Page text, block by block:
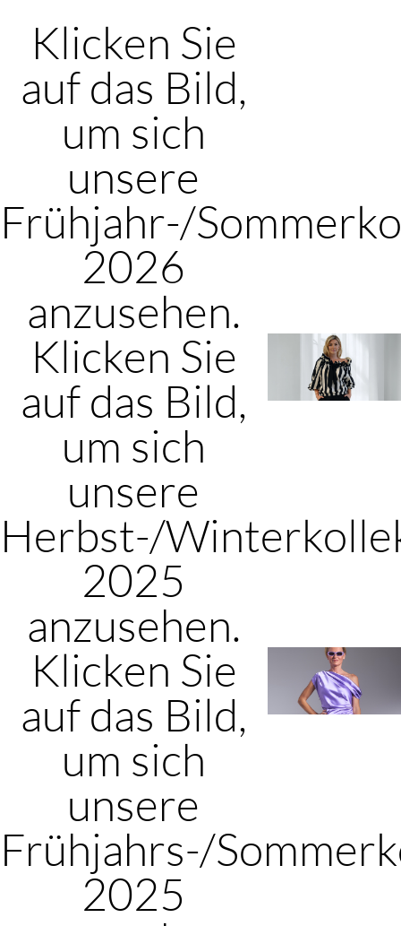
Klicken Sie
auf das Bild,
um sich
unsere
Frühjahr-/
2026
anzusehen.
Klicken Sie
auf das Bild,
um sich
unsere
Herbst-/
2025
anzusehen.
Klicken Sie
auf das Bild,
um sich
unsere
Frühjahrs-/
2025